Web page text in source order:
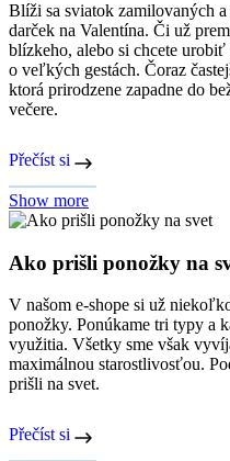
Blíži sa sviatok zamilovaných
darček na Valentína. Či už
blízkeho, alebo si chcete
o veľkých gestách. Čoraz
ktorá prirodzene zapadne do
večere.
Přečíst si
Show more
Ako prišli ponožky na
V našom e-shope si už
ponožky. Ponúkame tri typy a
využitia. Všetky sme však
maximálnou starostlivosťou.
prišli na svet.
Přečíst si